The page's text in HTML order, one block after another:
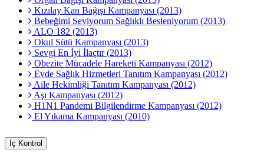
Kızılay Kan Bağışı Kampanyası (2013)
Bebeğimi Seviyorum Sağlıklı Besleniyorum (2013)
ALO 182 (2013)
Okul Sütü Kampanyası (2013)
Sevgi En İyi İlaçtır (2013)
Obezite Mücadele Hareketi Kampanyası (2012)
Evde Sağlık Hizmetleri Tanıtım Kampanyası (2012)
Aile Hekimliği Tanıtım Kampanyası (2012)
Aşı Kampanyası (2012)
H1N1 Pandemi Bilgilendirme Kampanyası (2012)
El Yıkama Kampanyası (2010)
İç Kontrol